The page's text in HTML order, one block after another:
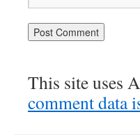
This site uses
comment data